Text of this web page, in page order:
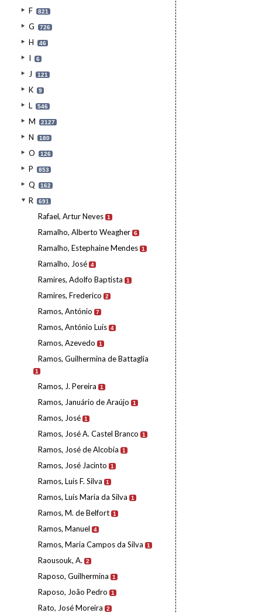
F 821
G 726
H 46
I 6
J 121
K 9
L 546
M 2127
N 180
O 126
P 853
Q 162
R 691
Rafael, Artur Neves 1
Ramalho, Alberto Weagher 6
Ramalho, Estephaine Mendes 1
Ramalho, José 4
Ramires, Adolfo Baptista 1
Ramires, Frederico 2
Ramos, António 7
Ramos, António Luís 4
Ramos, Azevedo 1
Ramos, Guilhermina de Battaglia
1
Ramos, J. Pereira 1
Ramos, Januário de Araújo 1
Ramos, José 1
Ramos, José A. Castel Branco 1
Ramos, José de Alcobia 1
Ramos, José Jacinto 1
Ramos, Luís F. Silva 1
Ramos, Luís Maria da Silva 1
Ramos, M. de Belfort 1
Ramos, Manuel 4
Ramos, Maria Campos da Silva 1
Raousouk, A. 2
Raposo, Guilhermina 1
Raposo, João Pedro 1
Rato, José Moreira 2